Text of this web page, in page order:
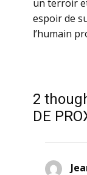
un terroir
espoir de
l’humain
2
DE